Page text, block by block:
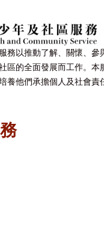
務以推動了解、關懷、參
區的全面發展而工作。本
養他們承擔個人及社會責